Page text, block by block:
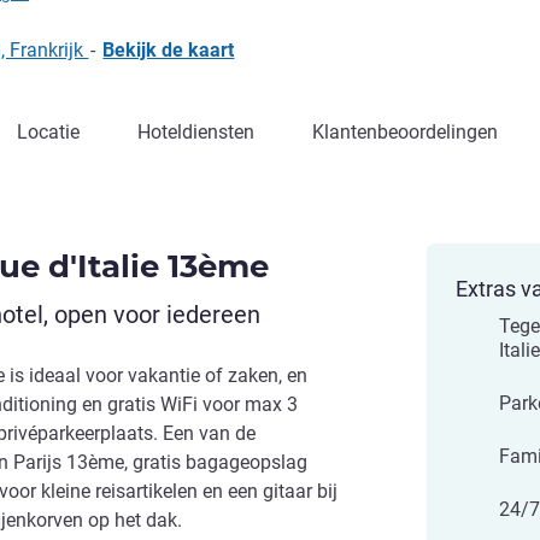
Frankrijk - Bekijk de kaart
Locatie Hoteldiensten Klantenbeoordelingen
d'Italie 13ème
open voor iedereen
is ideaal voor vakantie of zaken, en
en gratis WiFi voor max 3
Een van de
Parijs 13ème, gratis bagageopslag
kleine reisartikelen en een gitaar bij
op het dak.
Extras
24/